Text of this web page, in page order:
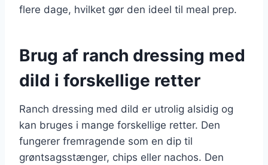
flere dage, hvilket gør den ideel til meal prep.
Brug af ranch dressing med
dild i forskellige retter
Ranch dressing med dild er utrolig alsidig og
kan bruges i mange forskellige retter. Den
fungerer fremragende som en dip til
grøntsagsstænger, chips eller nachos. Den